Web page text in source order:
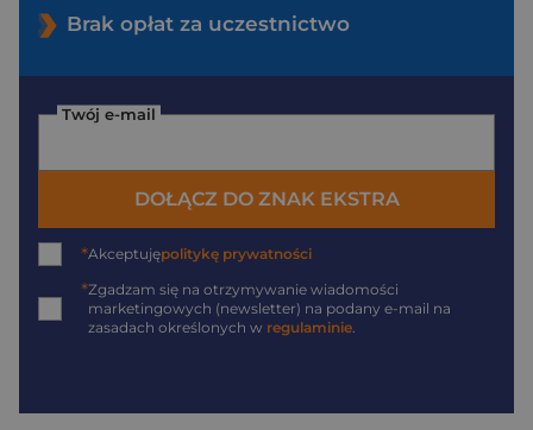
Brak opłat za uczestnictwo
Twój e-mail
DOŁĄCZ DO ZNAK EKSTRA
*Akceptujępolitykę prywatności
*Zgadzam się na otrzymywanie wiadomości
marketingowych (newsletter) na podany e-mail na
zasadach określonych w regulaminie.